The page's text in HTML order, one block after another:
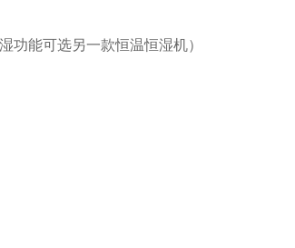
功能可选另一款恒温恒湿机）